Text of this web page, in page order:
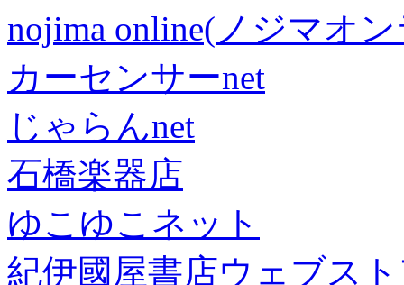
nojima online(ノジマオ
カーセンサーnet
じゃらんnet
石橋楽器店
ゆこゆこネット
紀伊國屋書店ウェブス